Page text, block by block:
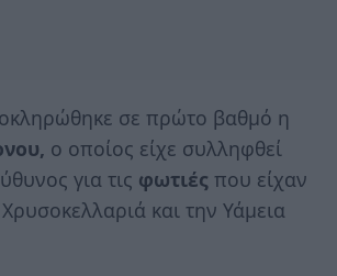
σε πρώτο βαθμό η
ο οποίος είχε συλληφθεί
για τις φωτιές που είχαν
και την Υάμεια